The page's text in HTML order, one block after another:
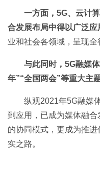
一方面，5G、云计
合发展布局中得以广泛应
业和社会各领域，呈现全
与此同时，5G融媒
年”“全国两会”等重大主
纵观2021年5G融媒
到应用，已成为媒体融合
的协同模式，更成为推进
实之路。